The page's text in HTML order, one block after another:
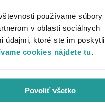
používame súbory
v oblasti sociálnych
údajmi, ktoré ste im poskytli
cookies nájdete tu.
Povoliť všetko